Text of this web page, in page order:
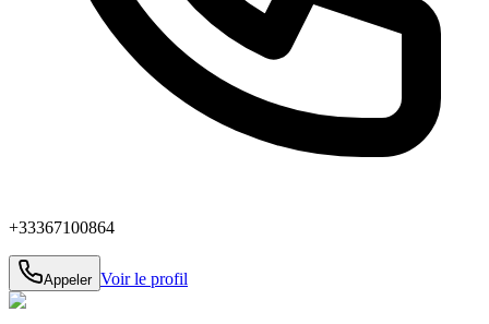
+33367100864
Appeler Voir le profil